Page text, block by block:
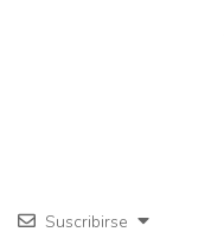
Suscribirse